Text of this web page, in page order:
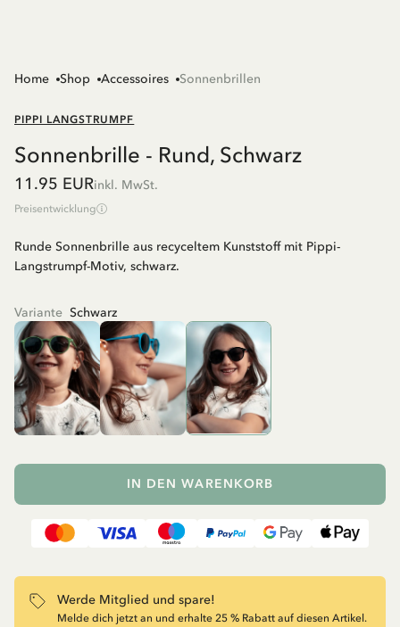
Home Shop Accessoires Sonnenbrillen
PIPPI LANGSTRUMPF
Sonnenbrille - Rund, Schwarz
11.95 EURinkl. MwSt.
Preisentwicklung
Runde Sonnenbrille aus recyceltem Kunststoff mit Pippi-
Langstrumpf-Motiv, schwarz.
Variante Schwarz
IN DEN WARENKORB
Werde Mitglied und spare!
Melde dich jetzt an und erhalte 25 % Rabatt auf diesen Artikel.